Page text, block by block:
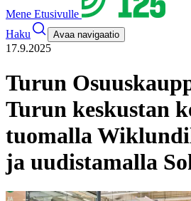
Mene Etusivulle
Haku
Avaa navigaatio
17.9.2025
Turun
Turun keskustan
tuomalla
ja uudistamalla